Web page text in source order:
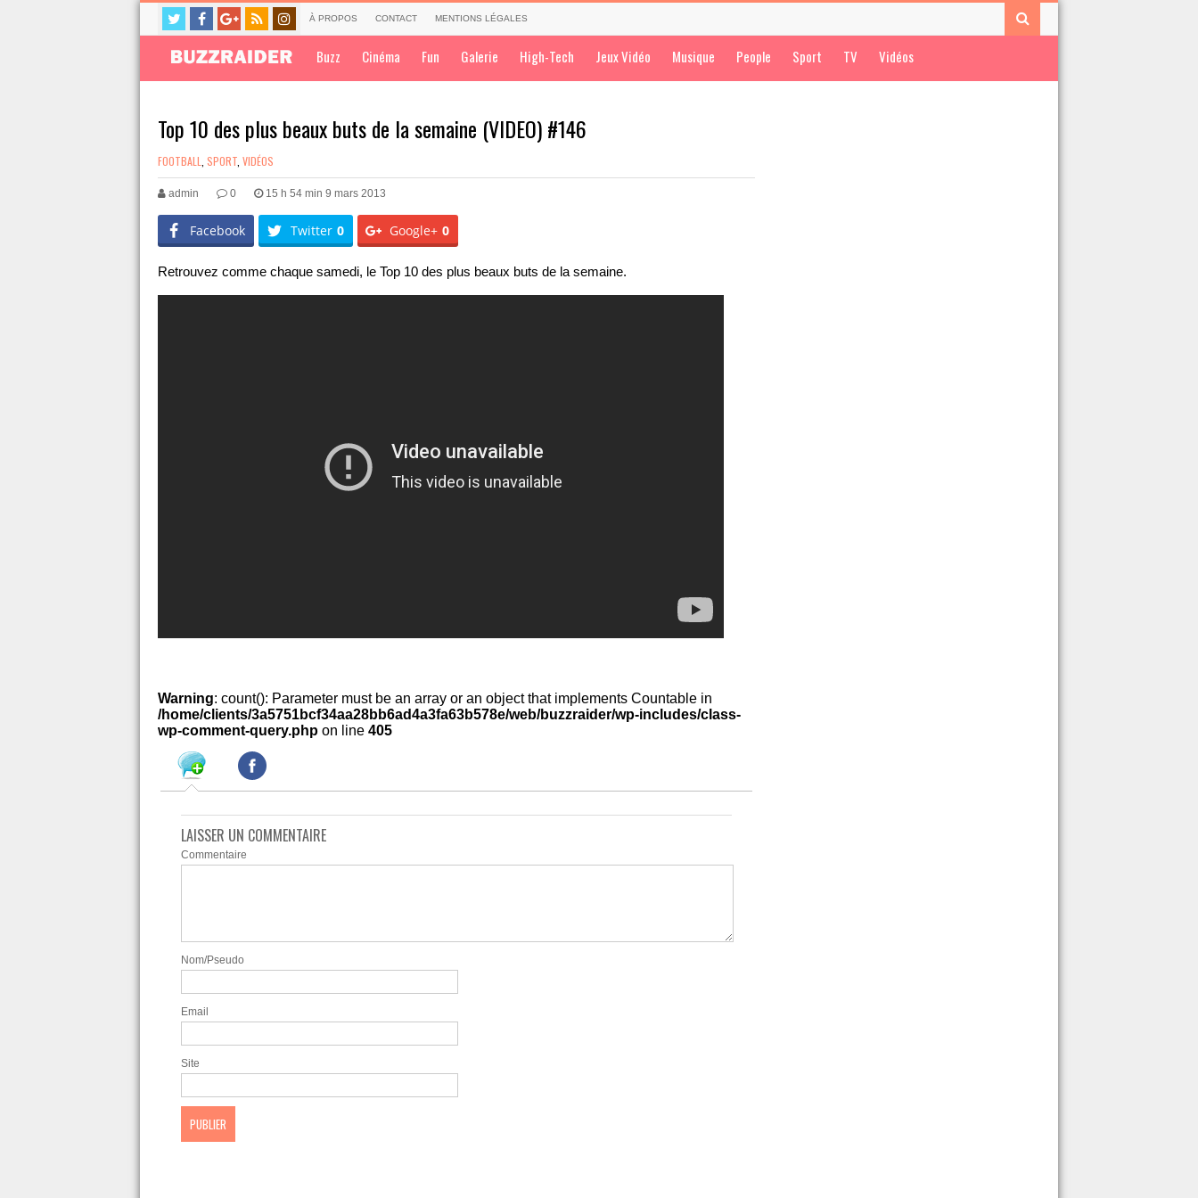
À PROPOS CONTACT MENTIONS LÉGALES
Buzz Cinéma Fun Galerie High-Tech Jeux Vidéo Musique People Sport TV Vidéos
Top 10 des plus beaux buts de la semaine (VIDEO) #146
FOOTBALL SPORT VIDÉOS
admin 0 15 h 54 min 9 mars 2013
Facebook Twitter 0 Google+ 0
Retrouvez comme chaque samedi, le Top 10 des plus beaux buts de la semaine.
Warning: count(): Parameter must be an array or an object that implements Countable in
/home/clients/3a5751bcf34aa28bb6ad4a3fa63b578e/web/buzzraider/wp-includes/class-
wp-comment-query.php on line 405
LAISSER UN COMMENTAIRE
Commentaire
Nom/Pseudo
Email
Site